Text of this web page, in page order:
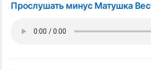
Прослушать минус Матушка